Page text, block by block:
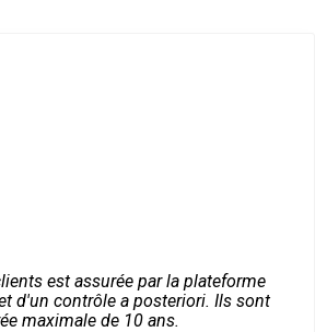
est assurée par la plateforme
d'un contrôle a posteriori. Ils sont
maximale de 10 ans.